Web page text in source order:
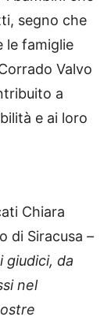
segno che
le famiglie
Valvo
a
e ai loro
Chiara
di Siracusa –
giudici, da
nel